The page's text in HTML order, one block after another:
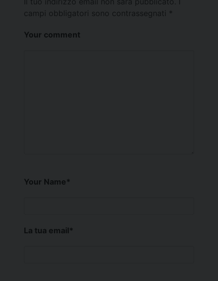
campi obbligatori sono contrassegnati *
Your comment
Your Name*
La tua email*